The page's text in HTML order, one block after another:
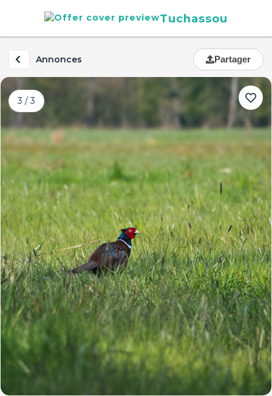
Tuchassou
Annonces Partager
3 / 3